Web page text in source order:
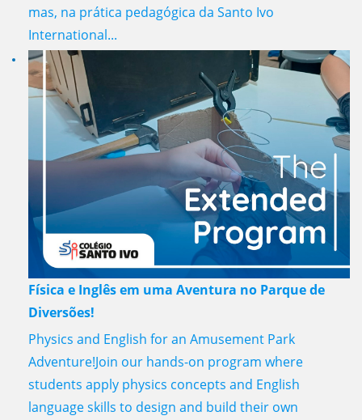
mas, na prática pedagógica da Santo Ivo
International...
Física e Inglês em uma Aventura no Parque de
Diversões!
Physics and English for an Amusement Park
Adventure!Join our hands-on program where
students apply physics concepts and English
language skills to design and build their own